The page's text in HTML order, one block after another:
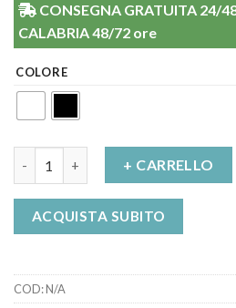
CONSEGNA GRATUITA 24/
CALABRIA 48/72 ore
COLORE
Pennello Da Barba Omega Fibra
+ CARRELLO
ACQUISTA SUBITO
COD:N/A